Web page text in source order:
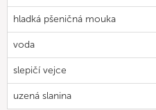
hladká pšeničná mouka
voda
slepičí vejce
uzená slanina